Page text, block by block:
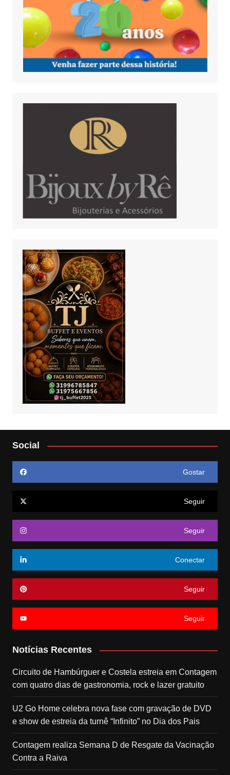
Social
Gostar
Seguir
Seguir
Conectar
Seguir
Seguir
Notícias Recentes
Circuito de Hambúrguer e Costela estreia em Contagem
com quatro dias de gastronomia, rock e lazer gratuito
U2 Go Home celebra nova fase com gravação de DVD
e show de estreia da turnê “Infinito” no Dia dos Pais
Contagem realiza Semana D de Resgate da Vacinação
Contra a Raiva